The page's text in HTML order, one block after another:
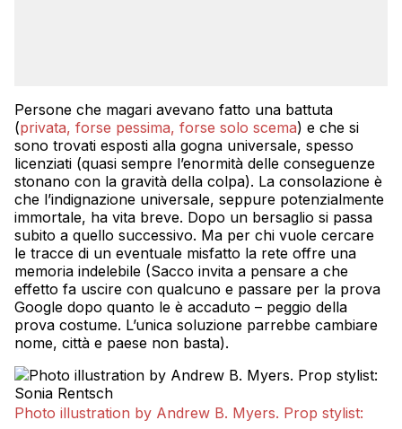
Persone che magari avevano fatto una battuta
(privata, forse pessima, forse solo scema) e che si
sono trovati esposti alla gogna universale, spesso
licenziati (quasi sempre l’enormità delle conseguenze
stonano con la gravità della colpa). La consolazione è
che l’indignazione universale, seppure potenzialmente
immortale, ha vita breve. Dopo un bersaglio si passa
subito a quello successivo. Ma per chi vuole cercare
le tracce di un eventuale misfatto la rete offre una
memoria indelebile (Sacco invita a pensare a che
effetto fa uscire con qualcuno e passare per la prova
Google dopo quanto le è accaduto – peggio della
prova costume. L’unica soluzione parrebbe cambiare
nome, città e paese non basta).
Photo illustration by Andrew B. Myers. Prop stylist: